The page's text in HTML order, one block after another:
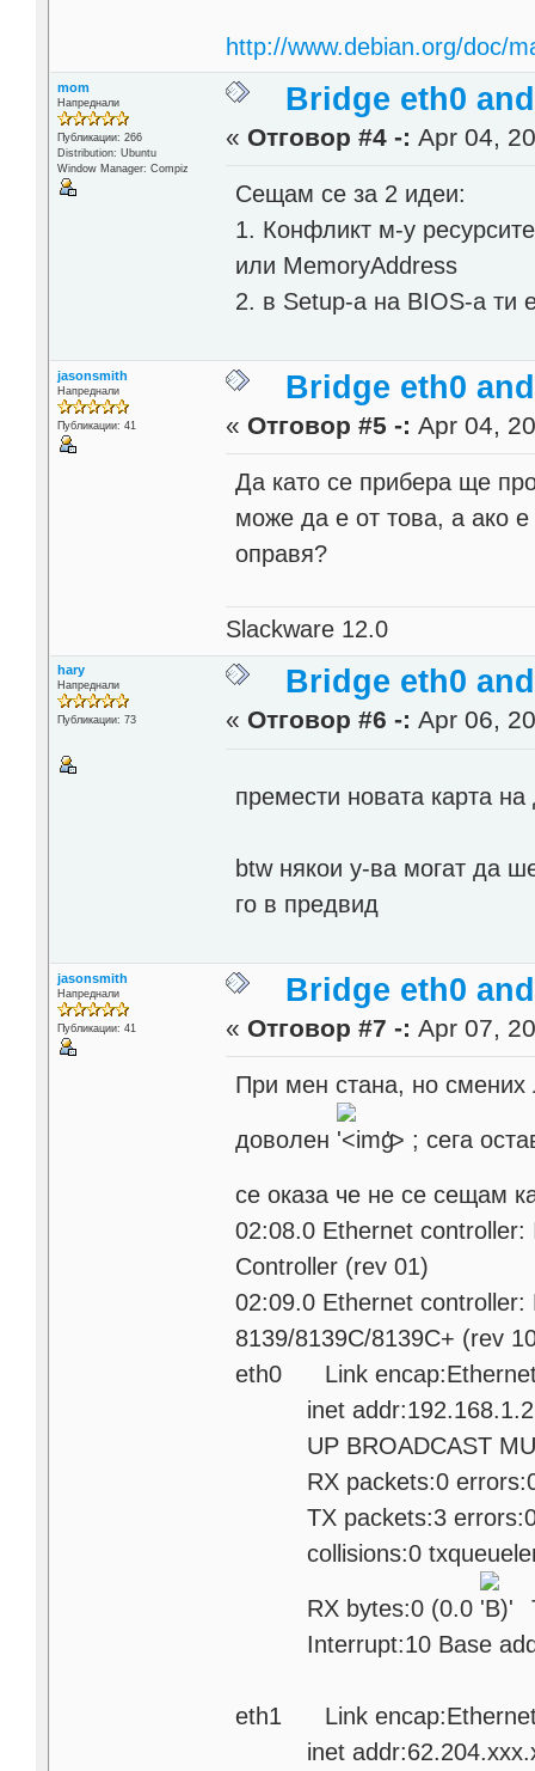
http://www.debian.org/doc/
mom
Напреднали
Публикации: 266
Distribution: Ubuntu
Window Manager: Compiz
Bridge eth0
« Отговор #4 -: Apr 04,
Сещам се за 2 идеи:
1. Конфликт м-у
или MemoryAddress
2. в Setup-a на BIOS-а ти
jasonsmith
Напреднали
Публикации: 41
Bridge eth0
« Отговор #5 -: Apr 04,
Да като се прибера ще
може да е от това, а ако
оправя?
Slackware 12.0
hary
Напреднали
Публикации: 73
Bridge eth0
« Отговор #6 -: Apr 06,
премести новата карта
btw някои у-ва могат да
го в предвид
jasonsmith
Напреднали
Публикации: 41
Bridge eth0
« Отговор #7 -: Apr 07,
При мен стана, но смених
доволен '> ; сега
се оказа че не се сещам
02:08.0 Ethernet
Controller (rev 01)
02:09.0 Ethernet
8139/8139C/8139C+ (rev
eth0 Link encap:Ethernet
inet addr:192.168.1.2
UP BROADCAST
RX packets:0 errors:0
TX packets:3 errors:0
collisions:0
RX bytes:0 (0.0
Interrupt:10 Base
eth1 Link encap:Ethernet
inet addr:62.204.xxx.x